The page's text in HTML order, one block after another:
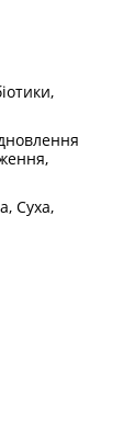
Суха,